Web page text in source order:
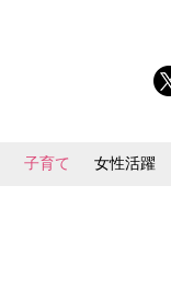
子育て 女性活躍